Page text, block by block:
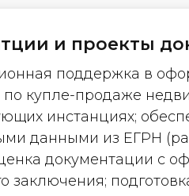
и проекты
поддержка в
по купле-продаже
инстанциях;
данными из ЕГРН
документации с
заключения;